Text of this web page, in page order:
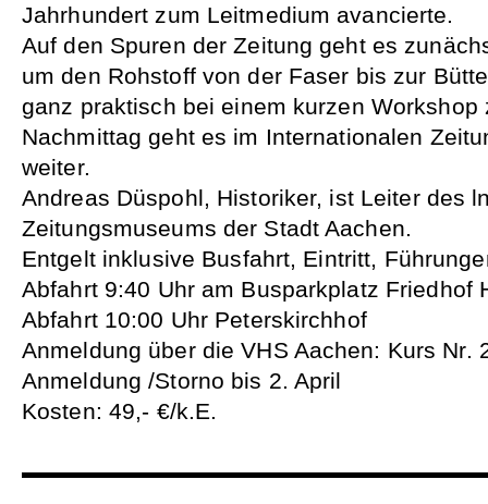
Jahrhundert zum Leitmedium avancierte.
Auf den Spuren der Zeitung geht es
um den Rohstoff von der Faser bis zur
ganz praktisch bei einem kurzen Workshop
Nachmittag geht es im Internationalen
weiter.
Andreas Düspohl, Historiker, ist Leiter des
Zeitungsmuseums der Stadt Aachen.
Entgelt inklusive Busfahrt, Eintritt,
Abfahrt 9:40 Uhr am Busparkplatz Friedhof
Abfahrt 10:00 Uhr Peterskirchhof
Anmeldung über die VHS Aachen: Kurs Nr.
Anmeldung /Storno bis 2. April
Kosten: 49,- €/k.E.